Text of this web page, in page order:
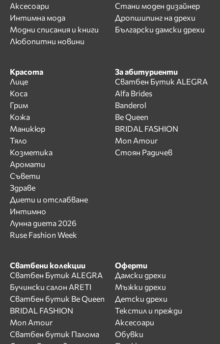
Аксесоари
Интимна мода
Модни списания и книги
Любопитни новини
Стани моден дизайнер
Дропшипинг на дрехи
Български дамски дрехи
Красота
Лице
Коса
Грим
Кожа
Маникюр
Тяло
Козметика
Аромати
Съвети
Здраве
Диети и отслабване
Интимно
Лунна диета 2026
Ruse Fashion Week
За абитуриенти
Сватбен Бутик ALEGRA
Alfa Brides
Banderol
Be Queen
BRIDAL FASHION
Mon Amour
Стоян Радичев
Сватбени колекции
Сватбен Бутик ALEGRA
Бучински салон ARETI
Сватбен бутик Be Queen
BRIDAL FASHION
Mon Amour
Сватбен бутик Палома
Оферти
Дамски дрехи
Мъжки дрехи
Детски дрехи
Текстил и прежди
Аксесоари
Обувки